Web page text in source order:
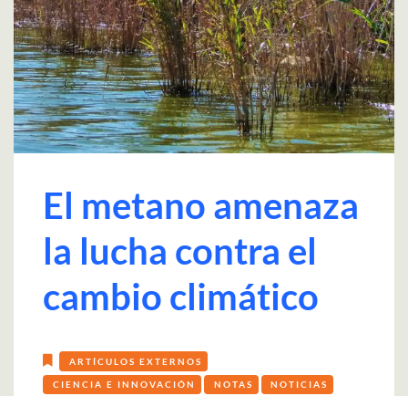
El metano amenaza
la lucha contra el
cambio climático
ARTÍCULOS EXTERNOS
CIENCIA E INNOVACIÓN NOTAS NOTICIAS